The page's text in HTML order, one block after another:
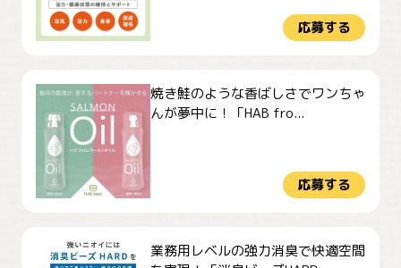
応募する
焼き鮭のような香ばしさでワンちゃ
んが夢中に！「HAB fro...
応募する
業務用レベルの強力消臭で快適空間